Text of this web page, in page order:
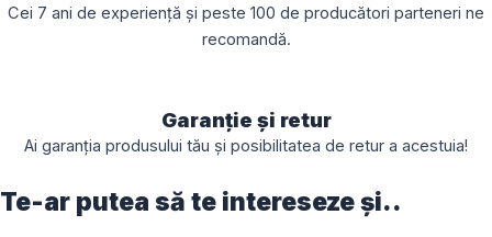
Cei 7 ani de experiență și peste 100 de producători parteneri ne
recomandă.
Garanție și retur
Ai garanția produsului tău și posibilitatea de retur a acestuia!
Te-ar putea să te intereseze și..